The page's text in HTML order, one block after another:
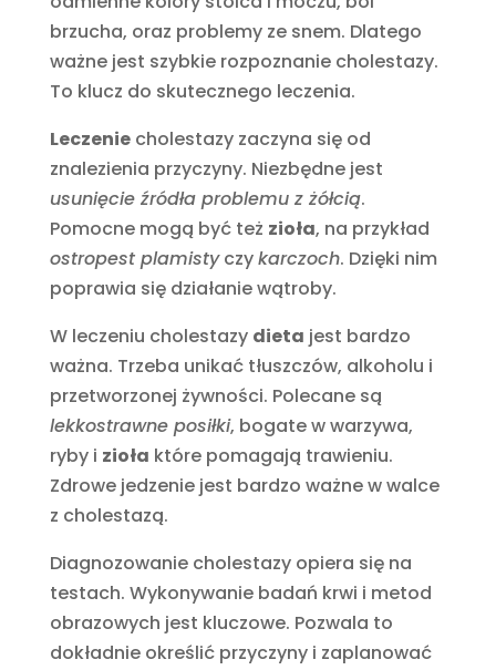
brzucha, oraz problemy ze snem. Dlatego
ważne jest szybkie rozpoznanie cholestazy.
To klucz do skutecznego leczenia.
Leczeniecholestazy zaczyna się od
znalezienia przyczyny. Niezbędne jest
usunięcie źródła problemu z żółcią.
Pomocne mogą być też zioła, na przykład
ostropest plamistyczykarczoch. Dzięki nim
poprawia się działanie wątroby.
W leczeniu cholestazy dieta jest bardzo
ważna. Trzeba unikać tłuszczów, alkoholu i
przetworzonej żywności. Polecane są
lekkostrawne posiłki, bogate w warzywa,
ryby i zioła które pomagają trawieniu.
Zdrowe jedzenie jest bardzo ważne w walce
z cholestazą.
Diagnozowanie cholestazy opiera się na
testach. Wykonywanie badań krwi i metod
obrazowych jest kluczowe. Pozwala to
dokładnie określić przyczyny i zaplanować